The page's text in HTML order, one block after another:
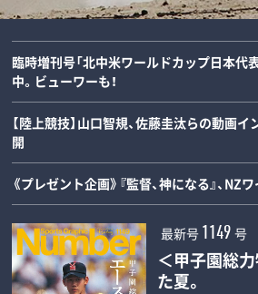
臨時増刊号「北中米ワールドカップ日本代
中。ビューワーも！
【陸上競技】山口智規、佐藤圭汰らの動画
開
《プレゼント企画》『監督、神になる』、NZ
最新号 1149 号
＜甲子園総
た夏。